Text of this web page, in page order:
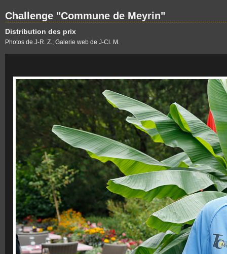
Challenge "Commune de Meyrin"
Distribution des prix
Photos de J-R. Z.; Galerie web de J-Cl. M.